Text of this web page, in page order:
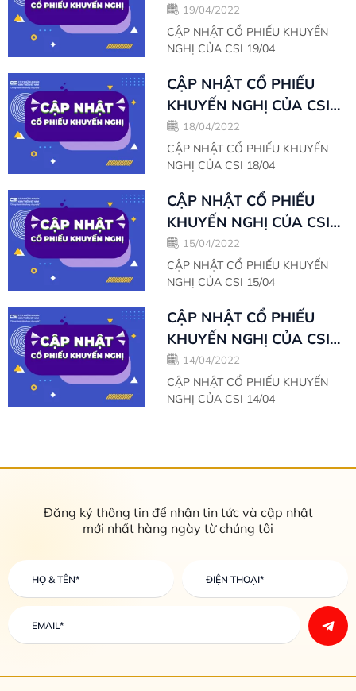
19/04
19/04/2022
CẬP NHẬT CỔ PHIẾU KHUYẾN
NGHỊ CỦA CSI 19/04
CẬP NHẬT CỔ PHIẾU
KHUYẾN NGHỊ CỦA CSI
18/04
18/04/2022
CẬP NHẬT CỔ PHIẾU KHUYẾN
NGHỊ CỦA CSI 18/04
CẬP NHẬT CỔ PHIẾU
KHUYẾN NGHỊ CỦA CSI
15/04
15/04/2022
CẬP NHẬT CỔ PHIẾU KHUYẾN
NGHỊ CỦA CSI 15/04
CẬP NHẬT CỔ PHIẾU
KHUYẾN NGHỊ CỦA CSI
14/04
14/04/2022
CẬP NHẬT CỔ PHIẾU KHUYẾN
NGHỊ CỦA CSI 14/04
Đăng ký thông tin để nhận tin tức và cập nhật
mới nhất hàng ngày từ chúng tôi